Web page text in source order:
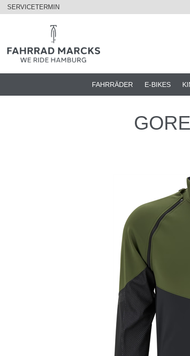
SERVICETERMIN
FAHRRÄDER E-BIKES